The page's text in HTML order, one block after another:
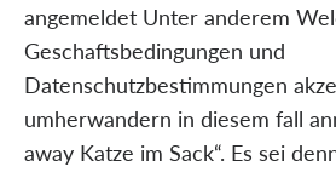
angemeldet Unter anderem
Geschaftsbedingungen und
Datenschutzbestimmungen
umherwandern in diesem fall
away Katze im Sack“. Es sei